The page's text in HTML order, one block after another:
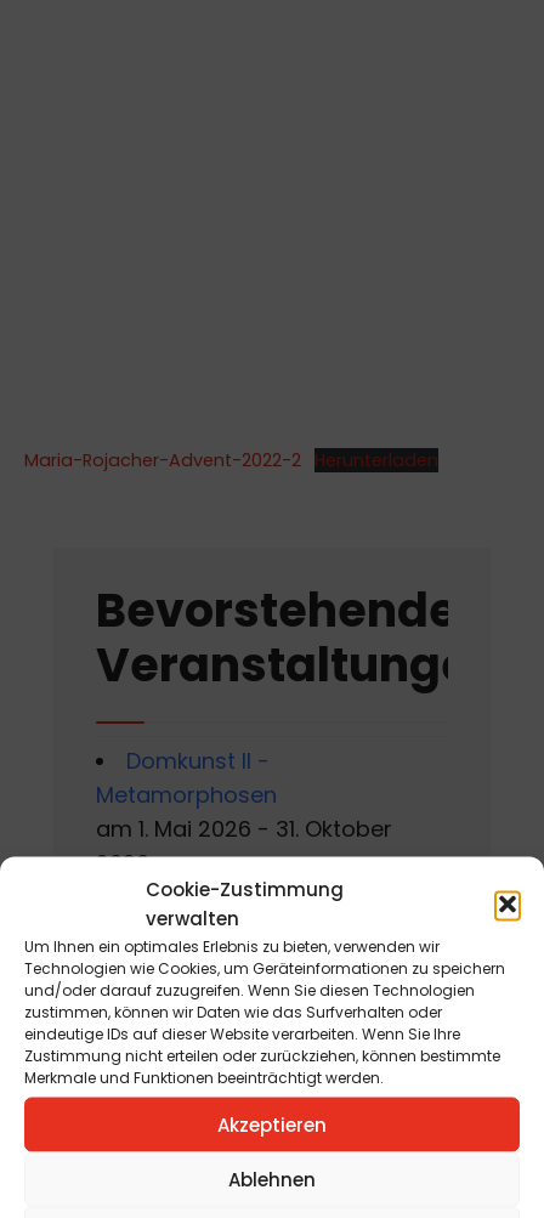
Cookie-Zustimmung
verwalten
Um Ihnen ein optimales Erlebnis zu bieten, verwenden wir
Technologien wie Cookies, um Geräteinformationen zu speichern
und/oder darauf zuzugreifen. Wenn Sie diesen Technologien
zustimmen, können wir Daten wie das Surfverhalten oder
eindeutige IDs auf dieser Website verarbeiten. Wenn Sie Ihre
Zustimmung nicht erteilen oder zurückziehen, können bestimmte
Merkmale und Funktionen beeinträchtigt werden.
Akzeptieren
Ablehnen
Maria-Rojacher-Advent-2022-2 Herunterladen
Bevorstehende
Veranstaltungen
Domkunst II -
Metamorphosen
am 1. Mai 2026 - 31. Oktober
2026
Gackern 2026
am 7. August 2026 - 16. August
2026
Sommerworkshop der
Kärntner Kindermalschule in St.
am 10. August 2026 - 15. August